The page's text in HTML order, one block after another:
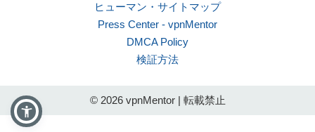
ヒューマン・サイトマップ
Press Center - vpnMentor
DMCA Policy
検証方法
© 2026 vpnMentor | 転載禁止